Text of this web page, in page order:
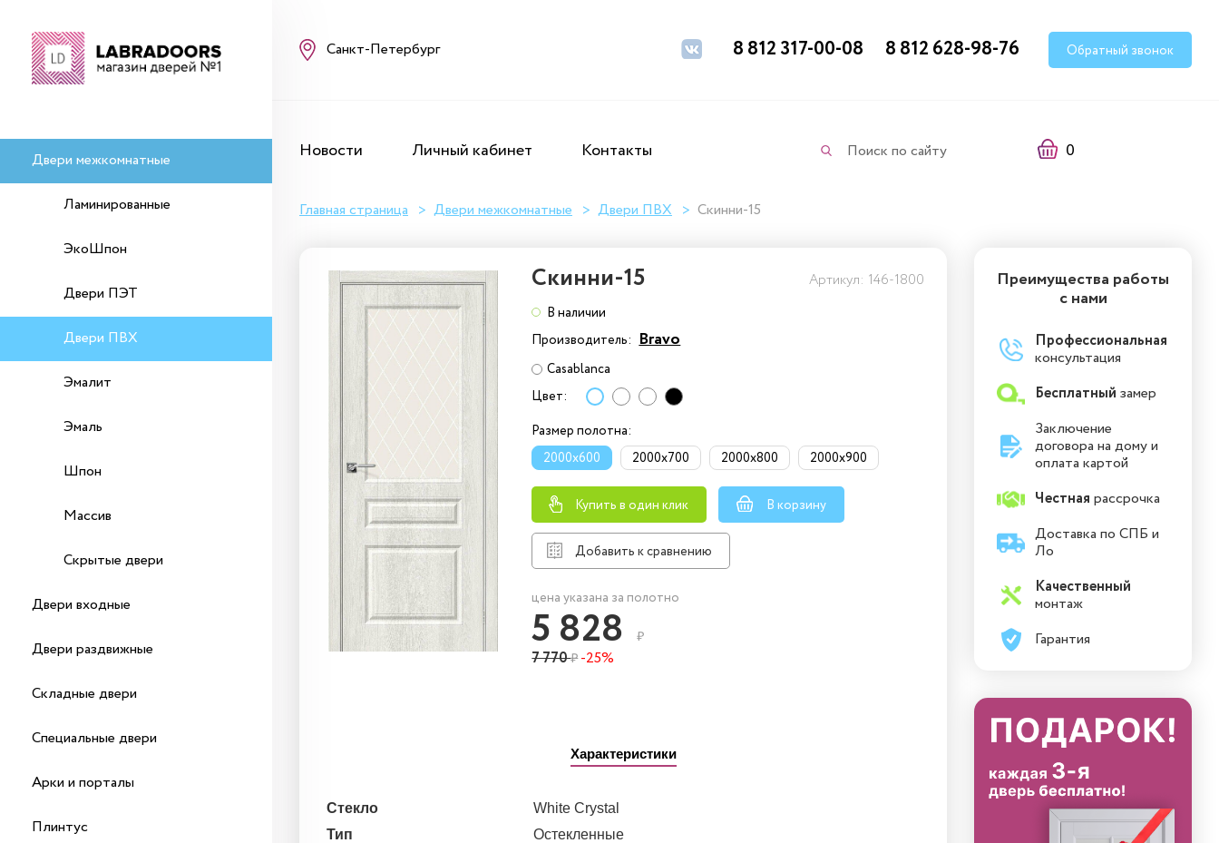
Двери межкомнатные
Ламинированные
ЭкоШпон
Двери ПЭТ
Двери ПВХ
Эмалит
Эмаль
Шпон
Массив
Скрытые двери
Двери входные
Двери раздвижные
Складные двери
Специальные двери
Арки и порталы
Плинтус
Санкт-Петербург 8 812 317-00-08 8 812 628-98-76 Обратный звонок
Новости Личный кабинет Контакты Поиск по сайту 0
Главная страница Двери межкомнатные Двери ПВХ Скинни-15
Скинни-15 Артикул: 146-1800
В наличии
Производитель: Bravo
Casablanca
Цвет:
Размер полотна:
2000x600
2000x700 2000x800 2000x900
Купить в один клик В корзину
Добавить к сравнению
цена указана за полотно
5 828 ₽
7 770₽-25%
Характеристики
Стекло
White Сrystal
Тип
остекленные
Преимущества работы
с нами
Профессиональная
консультация
Бесплатный замер
Заключение
договора на дому и
оплата картой
Честная рассрочка
Доставка по СПБ и
Ло
Качественный
монтаж
Гарантия